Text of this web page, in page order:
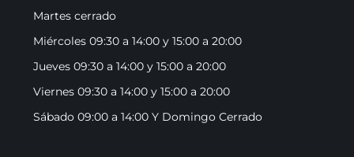
Martes cerrado
Miércoles 09:30 a 14:00 y 15:00 a 20:00
Jueves 09:30 a 14:00 y 15:00 a 20:00
Viernes 09:30 a 14:00 y 15:00 a 20:00
Sábado 09:00 a 14:00 Y Domingo Cerrado